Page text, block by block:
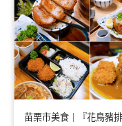
苗栗市美食｜『花鳥豬